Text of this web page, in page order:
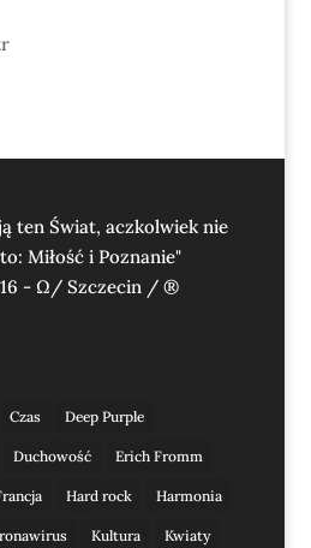
ten Świat, aczkolwiek nie
Miłość i Poznanie"
- Ω/ Szczecin / ®
Czas Deep Purple
Duchowość Erich Fromm
Hard rock Harmonia
Kultura Kwiaty